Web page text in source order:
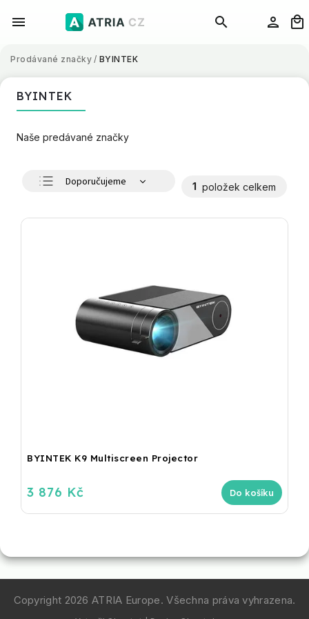
Prodávané značky / BYINTEK
BYINTEK
Naše predávané značky
Doporučujeme
1 položek celkem
BYINTEK K9 Multiscreen Projector
3 876 Kč Do košíku
Copyright 2026ATRIA Europe. Všechna práva vyhrazena.